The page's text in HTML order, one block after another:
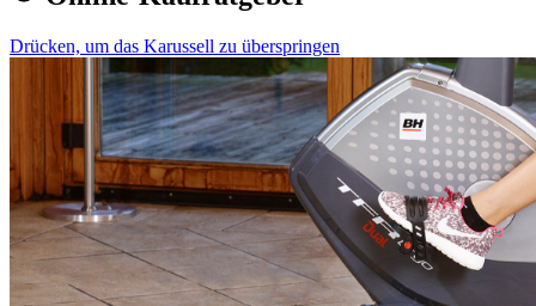
Drücken, um das Karussell zu überspringen